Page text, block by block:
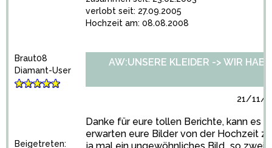
verlobt seit: 27.09.2005
Hochzeit am: 08.08.2008
Braut08
Diamant-User
Beigetreten:
AW:UNSERE KLEIDER -> WIR
21/11/
Danke für eure tollen Berichte, kann es
erwarten eure Bilder von der Hochzeit